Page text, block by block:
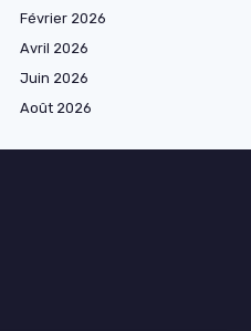
Février 2026
Avril 2026
Juin 2026
Août 2026